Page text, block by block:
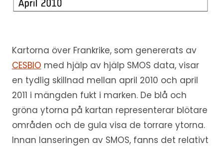
Kartorna över Frankrike, som genererats av
CESBIO med hjälp av hjälp SMOS data, visar
en tydlig skillnad mellan april 2010 och april
2011 i mängden fukt i marken. De blå och
gröna ytorna på kartan representerar blötare
områden och de gula visa de torrare ytorna.
Innan lanseringen av SMOS, fanns det relativt